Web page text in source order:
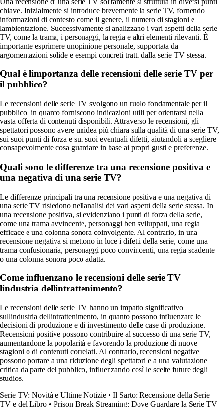
chiave. Inizialmente si introduce brevemente la serie TV, fornendo
informazioni di contesto come il genere, il numero di stagioni e
lambientazione. Successivamente si analizzano i vari aspetti della serie
TV, come la trama, i personaggi, la regia e altri elementi rilevanti. È
importante esprimere unopinione personale, supportata da
argomentazioni solide e esempi concreti tratti dalla serie TV stessa.
Qual è limportanza delle recensioni delle serie TV per
il pubblico?
Le recensioni delle serie TV svolgono un ruolo fondamentale per il
pubblico, in quanto forniscono indicazioni utili per orientarsi nella
vasta offerta di contenuti disponibili. Attraverso le recensioni, gli
spettatori possono avere unidea più chiara sulla qualità di una serie TV,
sui suoi punti di forza e sui suoi eventuali difetti, aiutandoli a scegliere
consapevolmente cosa guardare in base ai propri gusti e preferenze.
Quali sono le differenze tra una recensione positiva e
una negativa di una serie TV?
Le differenze principali tra una recensione positiva e una negativa di
una serie TV risiedono nellanalisi dei vari aspetti della serie stessa. In
una recensione positiva, si evidenziano i punti di forza della serie,
come una trama avvincente, personaggi ben sviluppati, una regia
efficace e una colonna sonora coinvolgente. Al contrario, in una
recensione negativa si mettono in luce i difetti della serie, come una
trama confusionaria, personaggi poco convincenti, una regia scadente
o una colonna sonora poco adatta.
Come influenzano le recensioni delle serie TV
lindustria dellintrattenimento?
Le recensioni delle serie TV hanno un impatto significativo
sullindustria dellintrattenimento, in quanto possono influenzare le
decisioni di produzione e di investimento delle case di produzione.
Recensioni positive possono contribuire al successo di una serie TV,
aumentandone la popolarità e favorendo la produzione di nuove
stagioni o di contenuti correlati. Al contrario, recensioni negative
possono portare a una riduzione degli spettatori e a una valutazione
critica da parte del pubblico, influenzando così le scelte future degli
studios.
Serie TV: Novità e Ultime Notizie • Il Sarto: Recensione della Serie
TV e del Libro • Prison Break Streaming: Dove Guardare la Serie TV